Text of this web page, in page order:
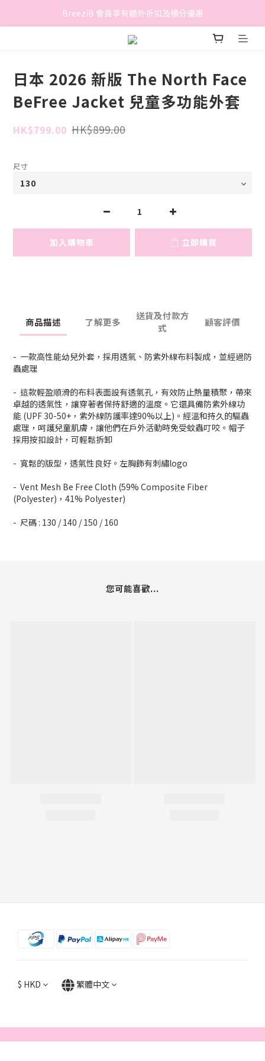
香港地區滿$500免費送貨 (離島區及偏遠地區除外)
BreeziB 會員享有額外折扣及積分優惠
香港地區滿$500免費送貨 (離島區及偏遠地區除外)
日本 2026 新版 The North Face
BeFree Jacket 兒童多功能外套
HK$799.00 HK$899.00
尺寸
加入購物車 立即購買
商品描述 了解更多
送貨及付款方
式
顧客評價
- 一款高性能幼兒外套，採用透氣、防紫外線布料製成，並經過防
蟲處理
- 這款輕盈順滑的布料表面設有透氣孔，有效防止熱量積聚，帶來
卓越的透氣性，讓穿著者保持舒適的溫度。它還具備防紫外線功
能 (UPF 30-50+，紫外線防護率達90%以上)。經溫和持久的驅蟲
處理，呵護兒童肌膚，讓他們在戶外活動時免受蚊蟲叮咬。帽子
採用按扣設計，可輕鬆拆卸
- 寬鬆的版型，透氣性良好。左胸飾有刺繡logo
- Vent Mesh Be Free Cloth (59% Composite Fiber
(Polyester)，41% Polyester)
- 尺碼 : 130 / 140 / 150 / 160
您可能喜歡...
$ HKD 繁體中文